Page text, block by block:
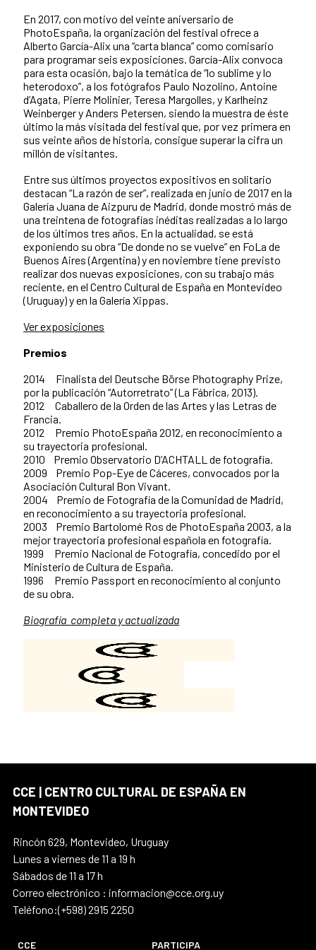
En 2017, con motivo del veinte aniversario de
PhotoEspaña, la organización del festival ofrece a
Alberto García-Alix una “carta blanca” como comisario
para programar seis exposiciones. García-Alix convoca
para esta ocasión, bajo la temática de “lo sublime y lo
heterodoxo”, a los fotógrafos Paulo Nozolino, Antoine
d’Agata, Pierre Molinier, Teresa Margolles, y Karlheinz
Weinberger y Anders Petersen, siendo la muestra de éste
último la más visitada del festival que, por vez primera en
sus veinte años de historia, consigue superar la cifra un
millón de visitantes.
Entre sus últimos proyectos expositivos en solitario
destacan “La razón de ser”, realizada en junio de 2017 en la
Galería Juana de Aizpuru de Madrid, donde mostró más de
una treintena de fotografías inéditas realizadas a lo largo
de los últimos tres años. En la actualidad, se está
exponiendo su obra “De donde no se vuelve” en FoLa de
Buenos Aires (Argentina) y en noviembre tiene previsto
realizar dos nuevas exposiciones, con su trabajo más
reciente, en el Centro Cultural de España en Montevideo
(Uruguay) y en la Galería Xippas.
Ver exposiciones
Premios
2014 Finalista del Deutsche Börse Photography Prize,
por la publicación “Autorretrato” (La Fábrica, 2013).
2012 Caballero de la Orden de las Artes y las Letras de
Francia.
2012 Premio PhotoEspaña 2012, en reconocimiento a
su trayectoria profesional.
2010 Premio Observatorio D’ACHTALL de fotografía.
2009 Premio Pop-Eye de Cáceres, convocados por la
Asociación Cultural Bon Vivant.
2004 Premio de Fotografía de la Comunidad de Madrid,
en reconocimiento a su trayectoria profesional.
2003 Premio Bartolomé Ros de PhotoEspaña 2003, a la
mejor trayectoria profesional española en fotografía.
1999 Premio Nacional de Fotografía, concedido por el
Ministerio de Cultura de España.
1996 Premio Passport en reconocimiento al conjunto
de su obra.
Biografía completa y actualizada
CCE | CENTRO CULTURAL DE ESPAÑA EN
MONTEVIDEO
Rincón 629, Montevideo, Uruguay
Lunes a viernes de 11 a 19 h
Sábados de 11 a 17 h
Correo electrónico : informacion@cce.org.uy
Teléfono:(+598) 2915 2250
CCE PARTICIPA